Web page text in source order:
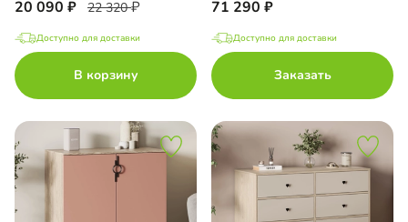
20 090 22 320
Доступно для доставки
В корзину
71 290
Доступно для доставки
Заказать